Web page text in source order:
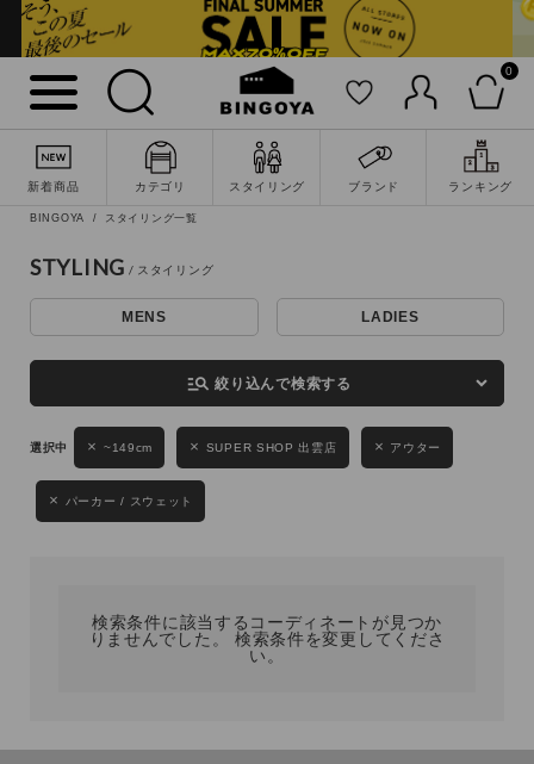
0
新着商品 カテゴリ スタイリング ブランド ランキング
詳細検索
キーワード
性別
MENS LADIES KIDS
ブランド
BINGOYA スタイリング一覧
STYLING
MENS LADIES
manage_search 絞り込んで検索する
~149cm SUPER SHOP 出雲店 アウター
パーカー / スウェット
検索条件に該当するコーディネートが見つか
りませんでした。 検索条件を変更してくださ
い。